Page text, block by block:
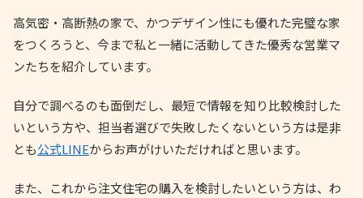
高気密・高断熱の家で、かつデザイン性にも優れた完璧な家
をつくろうと、今まで私と一緒に活動してきた優秀な営業マ
ンたちを紹介しています。
自分で調べるのも面倒だし、最短で情報を知り比較検討した
いという方や、担当者選びで失敗したくないという方は是非
とも公式LINEからお声がけいただければと思います。
また、これから注文住宅の購入を検討したいという方は、わ